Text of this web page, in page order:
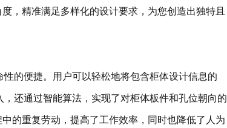
，精准满足多样化的设计要求，为您创造出独特且
便捷。用户可以轻松地将包含柜体设计信息的
还通过智能算法，实现了对柜体板件和孔位朝向的
的重复劳动，提高了工作效率，同时也降低了人为